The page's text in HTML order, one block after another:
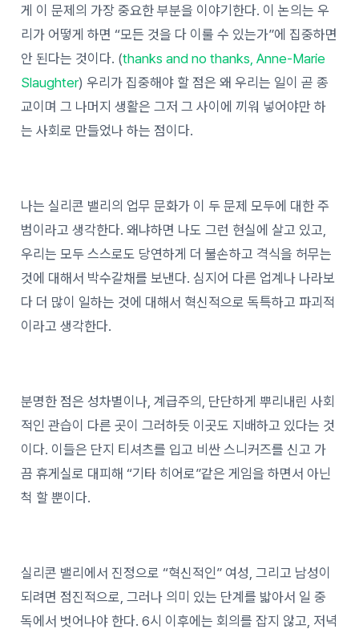
게 이 문제의 가장 중요한 부분을 이야기한다. 이 논의는 우
리가 어떻게 하면 “모든 것을 다 이룰 수 있는가”에 집중하면
안 된다는 것이다. (thanks and no thanks, Anne-Marie
Slaughter) 우리가 집중해야 할 점은 왜 우리는 일이 곧 종
교이며 그 나머지 생활은 그저 그 사이에 끼워 넣어야만 하
는 사회로 만들었나 하는 점이다.
나는 실리콘 밸리의 업무 문화가 이 두 문제 모두에 대한 주
범이라고 생각한다. 왜냐하면 나도 그런 현실에 살고 있고,
우리는 모두 스스로도 당연하게 더 불손하고 격식을 허무는
것에 대해서 박수갈채를 보낸다. 심지어 다른 업계나 나라보
다 더 많이 일하는 것에 대해서 혁신적으로 독특하고 파괴적
이라고 생각한다.
분명한 점은 성차별이나, 계급주의, 단단하게 뿌리내린 사회
적인 관습이 다른 곳이 그러하듯 이곳도 지배하고 있다는 것
이다. 이들은 단지 티셔츠를 입고 비싼 스니커즈를 신고 가
끔 휴게실로 대피해 “기타 히어로”같은 게임을 하면서 아닌
척 할 뿐이다.
실리콘 밸리에서 진정으로 “혁신적인” 여성, 그리고 남성이
되려면 점진적으로, 그러나 의미 있는 단계를 밟아서 일 중
독에서 벗어나야 한다. 6시 이후에는 회의를 잡지 않고, 저녁